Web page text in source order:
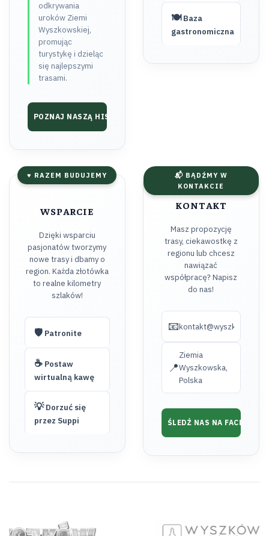
odkrywania
uroków Ziemi
Wyszkowskiej,
promując
turystykę i dzieląc
się najlepszymi
trasami.
POZNAJ NASZĄ HISTORIĘ ➔
🍽️Baza
gastronomiczna
♥ RAZEM BUDUJEMY
WSPARCIE
Dzięki wsparciu
pasjonatów tworzymy
nowe trasy i dbamy o
region. Każda złotówka
to realne kilometry
szlaków!
🛡️Patronite
☕Postaw
wirtualną kawę
💡Dorzuć się
przez Suppi
📬 BĄDŹMY W
KONTAKCIE
KONTAKT
Masz propozycję
trasy, ciekawostkę z
regionu lub chcesz
nawiązać
współpracę? Napisz
do nas!
📧
📍
Ziemia
Wyszkowska,
Polska
ŚLEDŹ NAS NA